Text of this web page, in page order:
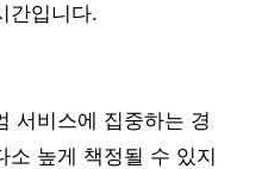
간입니다.
서비스에 집중하는 경
소 높게 책정될 수 있지